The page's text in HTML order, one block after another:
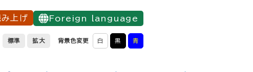
上げ Foreign language
標準 拡大 背景色変更 白 黒 青